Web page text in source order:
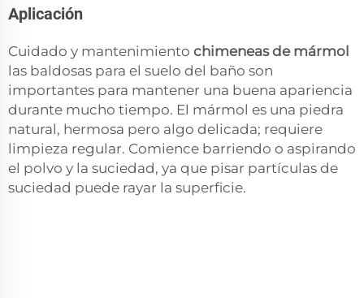
Aplicación
Cuidado y mantenimiento chimeneas de mármol
las baldosas para el suelo del baño son
importantes para mantener una buena apariencia
durante mucho tiempo. El mármol es una piedra
natural, hermosa pero algo delicada; requiere
limpieza regular. Comience barriendo o aspirando
el polvo y la suciedad, ya que pisar partículas de
suciedad puede rayar la superficie.